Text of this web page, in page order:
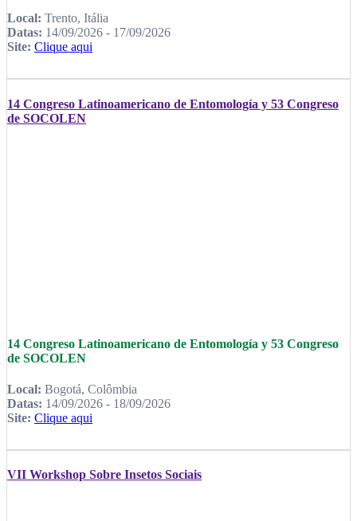
Local: Trento, Itália
Datas: 14/09/2026 - 17/09/2026
Site: Clique aqui
14 Congreso Latinoamericano de Entomología y 53 Congreso
de SOCOLEN
14 Congreso Latinoamericano de Entomología y 53 Congreso
de SOCOLEN
Local: Bogotá, Colômbia
Datas: 14/09/2026 - 18/09/2026
Site: Clique aqui
VII Workshop Sobre Insetos Sociais